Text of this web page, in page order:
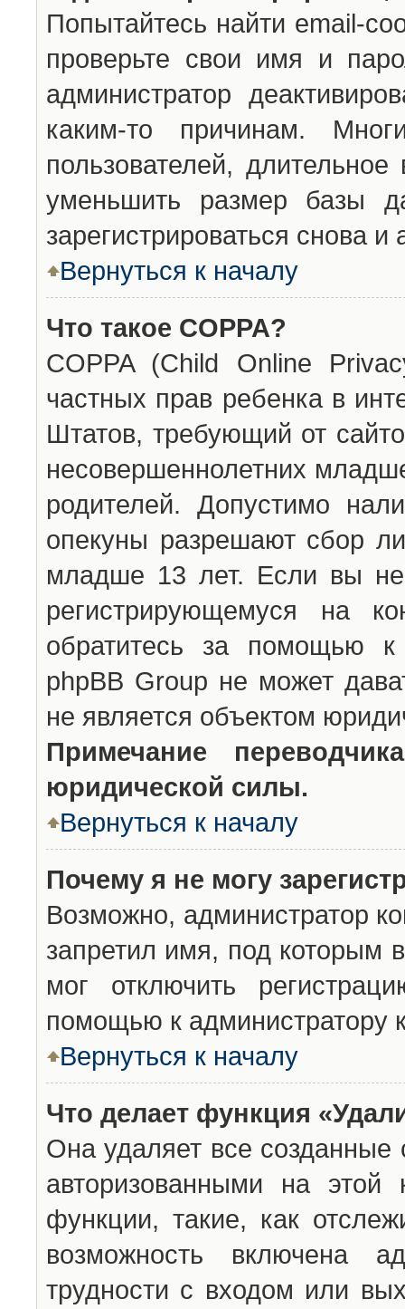
Попытайтесь найти email-
проверьте свои имя и
администратор
каким-то причинам.
пользователей,
уменьшить размер базы
зарегистрироваться снова и
Вернуться к началу
Что такое COPPA?
COPPA (Child Online
частных прав ребенка в
Штатов, требующий от
несовершеннолетних
родителей. Допустимо
опекуны разрешают сбор
младше 13 лет. Если вы
регистрирующемуся на
обратитесь за помощью к
phpBB Group не может
не является объектом
Примечание
юридической силы.
Вернуться к началу
Почему я не могу
Возможно, администратор
запретил имя, под которым
мог отключить
помощью к администратору
Вернуться к началу
Что делает функция
Она удаляет все созданные
авторизованными на
функции, такие, как
возможность включена
трудности с входом или